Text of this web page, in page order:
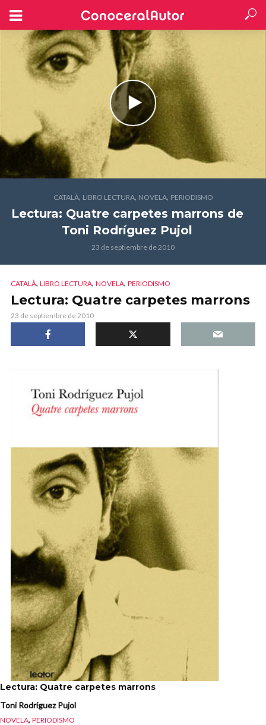
CATALÀ, LIBRO LECTURA, NOVELA, PERIODISMO
Lectura: Quatre carpetes marrons de
Toni Rodríguez Pujol
23 de septiembre de 2010
CATALÀ, LIBRO LECTURA, NOVELA, PERIODISMO
Lectura: Quatre carpetes marrons
23 de septiembre de 2010
Lectura: Quatre carpetes marrons
Toni Rodríguez Pujol
NOVELA, PERIODISMO